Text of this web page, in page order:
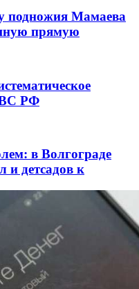
подножия Мамаева
прямую
ВС РФ
в Волгограде
и детсадов к
девушка
с ножом